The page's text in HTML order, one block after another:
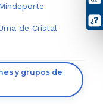
de Cristal
y grupos de